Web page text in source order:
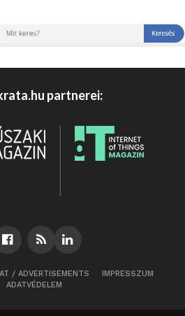
partnerei:
/ ADVERTISEMENTS
IMPRESSZUM
ADATVÉDELEM